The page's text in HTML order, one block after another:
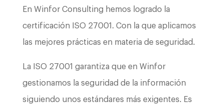
En Winfor Consulting hemos logrado la
certificación ISO 27001. Con la que aplicamos
las mejores prácticas en materia de seguridad.
La ISO 27001 garantiza que en Winfor
gestionamos la seguridad de la información
siguiendo unos estándares más exigentes. Es